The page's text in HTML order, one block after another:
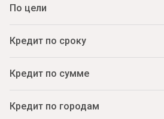
По цели
Кредит по сроку
Кредит по сумме
Кредит по городам